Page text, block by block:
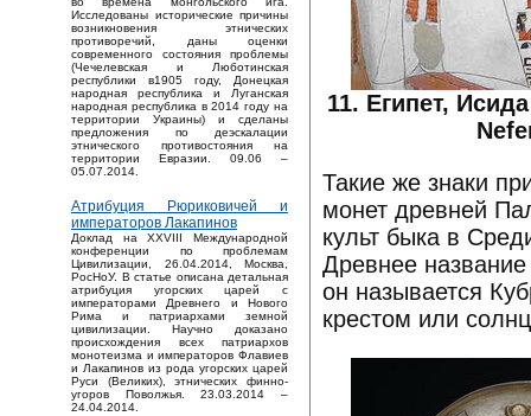
Исследованы исторические причины
возникновения этнических
противоречий, даны оценки
современного состояния проблемы
(Чечелевская и Люботинская
республики в1905 году, Донецкая
народная республика и Луганская
народная республика в 2014 году на
территории Украины) и сделаны
предложения по деэскалации
этнического противостояния на
территории Евразии. 09.06 –
05.07.2014.
Атрибуция Рюриковичей и
императоров Лакапинов
Доклад на XXVIII Международной
конференции по проблемам
Цивилизации, 26.04.2014, Москва,
РосНоУ. В статье описана детальная
атрибуция угорских царей с
императорами Древнего и Нового
Рима и патриархами земной
цивилизации. Научно доказано
происхождения всех патриархов
монотеизма и императоров Флавиев
и Лакапинов из рода угорских царей
Руси (Великих), этнических финно-
угоров Поволжья. 23.03.2014 –
24.04.2014.
11. Египет,
Такие же знаки
монет древней
культ быка в
Древнее
он называется
крестом или